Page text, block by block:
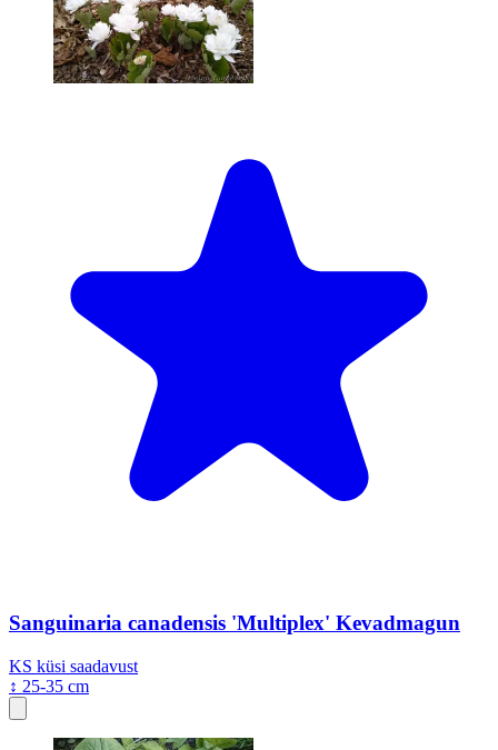
Sanguinaria canadensis 'Multiplex' Kevadmagun
KS küsi saadavust
↕ 25-35 cm